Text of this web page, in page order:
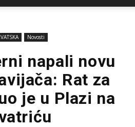
Novosti
napali novu
Rat za
je u Plazi na